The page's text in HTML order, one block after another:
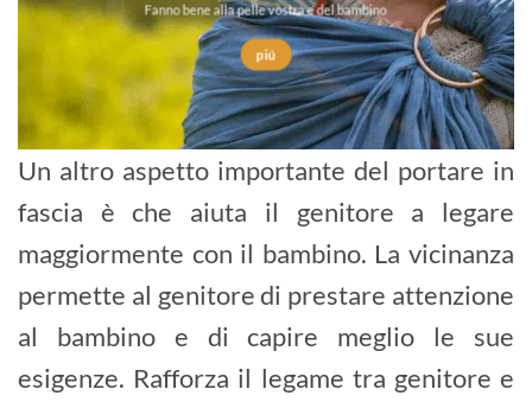
Fanno bene alla pelle vostra e del bambino
piú
Un altro aspetto importante del portare in
fascia è che aiuta il genitore a legare
maggiormente con il bambino. La vicinanza
permette al genitore di prestare attenzione
al bambino e di capire meglio le sue
esigenze. Rafforza il legame tra genitore e